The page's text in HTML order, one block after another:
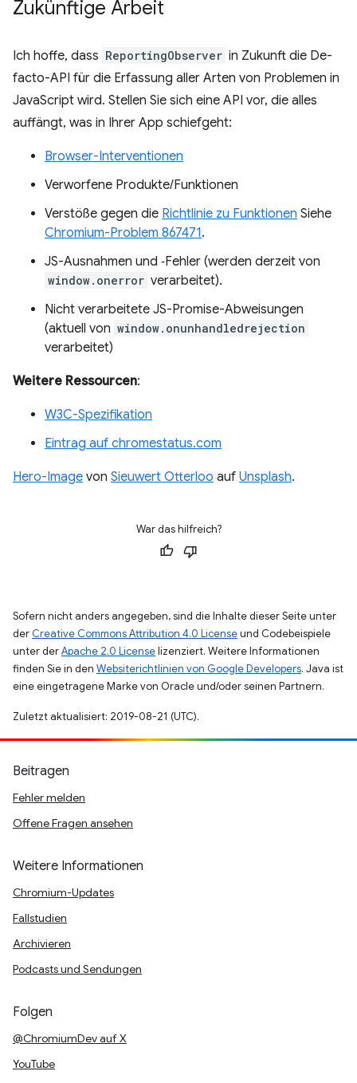
Zukünftige Arbeit
Ich hoffe, dass ReportingObserver in Zukunft die De-
facto-API für die Erfassung aller Arten von Problemen in
JavaScript wird. Stellen Sie sich eine API vor, die alles
auffängt, was in Ihrer App schiefgeht:
Browser-Interventionen
Verworfene Produkte/Funktionen
Verstöße gegen die Richtlinie zu Funktionen Siehe
Chromium-Problem 867471.
JS-Ausnahmen und ‑Fehler (werden derzeit von
window.onerror verarbeitet).
Nicht verarbeitete JS-Promise-Abweisungen
(aktuell von window.onunhandledrejection
verarbeitet)
Weitere Ressourcen:
W3C-Spezifikation
Eintrag auf chromestatus.com
Hero-Image von Sieuwert Otterloo auf Unsplash.
War das hilfreich?
Sofern nicht anders angegeben, sind die Inhalte dieser Seite unter
der Creative Commons Attribution 4.0 Licenseund Codebeispiele
unter derApache 2.0 Licenselizenziert. Weitere Informationen
finden Sie in den Websiterichtlinien von Google Developers. Java ist
eine eingetragene Marke von Oracle und/oder seinen Partnern.
Zuletzt aktualisiert: 2019-08-21 (UTC).
Beitragen
Fehler melden
Offene Fragen ansehen
Weitere Informationen
Chromium-Updates
Fallstudien
Archivieren
Podcasts und Sendungen
Folgen
@ChromiumDev auf X
YouTube